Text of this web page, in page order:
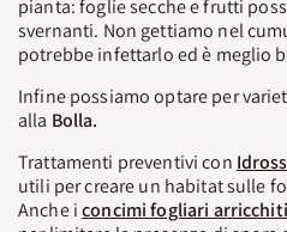
pianta: foglie secche e frutti
svernanti. Non gettiamo nel
potrebbe infettarlo ed è meglio
Infine possiamo optare per
alla Bolla.
Trattamenti preventivi con
utili per creare un habitat sulle
Anche iconcimi fogliari